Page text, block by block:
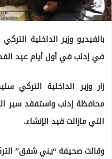
بالفيديو وزير الداخلية
في إدلب في أول أيام عيد
زار وزير الداخلية التركي
محافظة إدلب واستفقد سير
التي مازالت قيد الإنشاء.
وقالت صحيفة “يني شفق”